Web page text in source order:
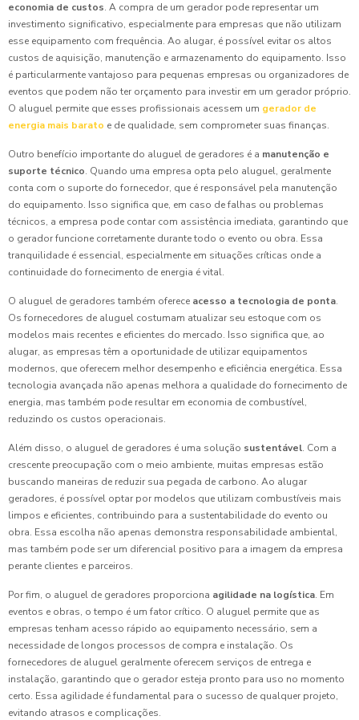
economia de custos. A compra de um gerador pode representar um
investimento significativo, especialmente para empresas que não utilizam
esse equipamento com frequência. Ao alugar, é possível evitar os altos
custos de aquisição, manutenção e armazenamento do equipamento. Isso
é particularmente vantajoso para pequenas empresas ou organizadores de
eventos que podem não ter orçamento para investir em um gerador próprio.
O aluguel permite que esses profissionais acessem um gerador de
energia mais barato e de qualidade, sem comprometer suas finanças.
Outro benefício importante do aluguel de geradores é a manutenção e
suporte técnico. Quando uma empresa opta pelo aluguel, geralmente
conta com o suporte do fornecedor, que é responsável pela manutenção
do equipamento. Isso significa que, em caso de falhas ou problemas
técnicos, a empresa pode contar com assistência imediata, garantindo que
o gerador funcione corretamente durante todo o evento ou obra. Essa
tranquilidade é essencial, especialmente em situações críticas onde a
continuidade do fornecimento de energia é vital.
O aluguel de geradores também oferece acesso a tecnologia de ponta.
Os fornecedores de aluguel costumam atualizar seu estoque com os
modelos mais recentes e eficientes do mercado. Isso significa que, ao
alugar, as empresas têm a oportunidade de utilizar equipamentos
modernos, que oferecem melhor desempenho e eficiência energética. Essa
tecnologia avançada não apenas melhora a qualidade do fornecimento de
energia, mas também pode resultar em economia de combustível,
reduzindo os custos operacionais.
Além disso, o aluguel de geradores é uma solução sustentável. Com a
crescente preocupação com o meio ambiente, muitas empresas estão
buscando maneiras de reduzir sua pegada de carbono. Ao alugar
geradores, é possível optar por modelos que utilizam combustíveis mais
limpos e eficientes, contribuindo para a sustentabilidade do evento ou
obra. Essa escolha não apenas demonstra responsabilidade ambiental,
mas também pode ser um diferencial positivo para a imagem da empresa
perante clientes e parceiros.
Por fim, o aluguel de geradores proporciona agilidade na logística. Em
eventos e obras, o tempo é um fator crítico. O aluguel permite que as
empresas tenham acesso rápido ao equipamento necessário, sem a
necessidade de longos processos de compra e instalação. Os
fornecedores de aluguel geralmente oferecem serviços de entrega e
instalação, garantindo que o gerador esteja pronto para uso no momento
certo. Essa agilidade é fundamental para o sucesso de qualquer projeto,
evitando atrasos e complicações.